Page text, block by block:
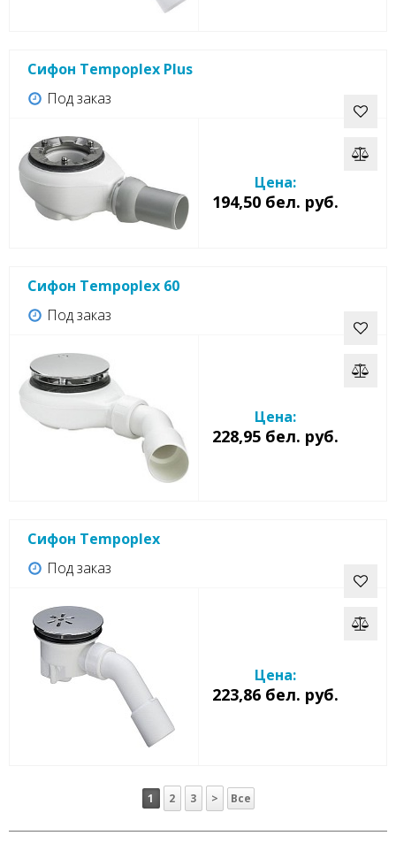
Под заказ
Сифон Tempoplex Plus
Цена:
194,50 бел. руб.
Под заказ
Сифон Tempoplex 60
Цена:
228,95 бел. руб.
Под заказ
Сифон Tempoplex
Цена:
223,86 бел. руб.
1 2 3 > Все